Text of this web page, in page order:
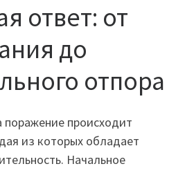
ответ: от
до
отпора
поражение происходит
из которых обладает
Начальное